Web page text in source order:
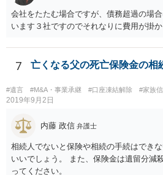
会社をたたむ場合ですが、債務超過の場
います３社ですのでそれなりに費用が掛
7 亡くなる父の死亡保険金の相
#遺言 #M&A・事業承継 #口座凍結解除 #家族
2019年9月2日
内藤 政信 弁護士
相続人でないと保険や相続の手続はでき
いいでしょう。 また、保険金は遺留分減
ってください。